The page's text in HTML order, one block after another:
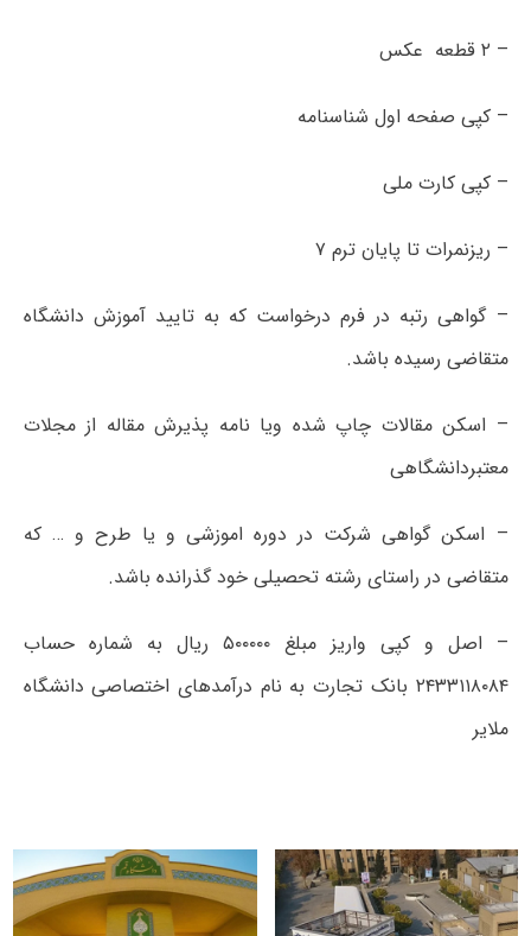
– ۲ قطعه عکس
– کپی صفحه اول شناسنامه
– کپی کارت ملی
– ریزنمرات تا پایان ترم ۷
– گواهی رتبه در فرم درخواست که به تایید آموزش دانشگاه
متقاضی رسیده باشد.
– اسکن مقالات چاپ شده ویا نامه پذیرش مقاله از مجلات
معتبردانشگاهی
– اسکن گواهی شرکت در دوره اموزشی و یا طرح و … که
متقاضی در راستای رشته تحصیلی خود گذرانده باشد.
– اصل و کپی واریز مبلغ ۵۰۰۰۰۰ ریال به شماره حساب
۲۴۳۳۱۱۸۰۸۴ بانک تجارت به نام درآمدهای اختصاصی دانشگاه
ملایر